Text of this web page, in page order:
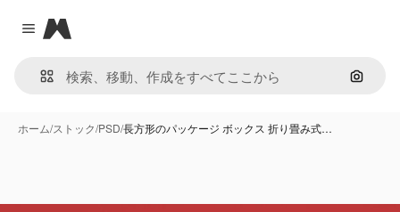
Close menu
Magnific
画像で
ホーム/ストック/PSD/長方形のパッケージ ボックス 折り畳み式…